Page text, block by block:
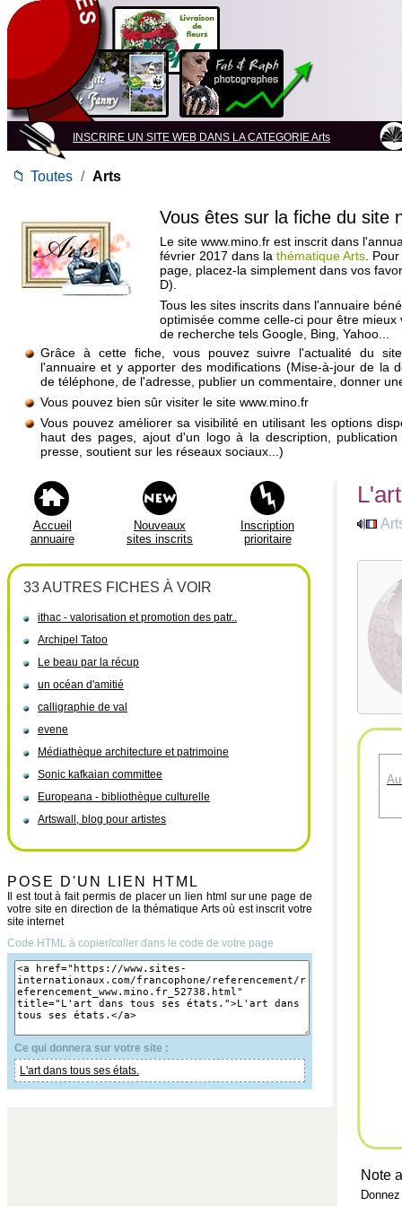
INSCRIRE UN SITE WEB DANS LA CATEGORIE Arts
📁 Toutes / Arts
Vous êtes sur la fiche du site
Le site www.mino.fr est inscrit dans
février 2017 dans la thématique Arts .
page, placez-la simplement dans vos
D).
Tous les sites inscrits dans l'annuaire
optimisée comme celle-ci pour être mieux
de recherche tels Google, Bing, Yahoo...
Grâce à cette fiche, vous pouvez suivre l'actualité du
l'annuaire et y apporter des modifications (Mise-à-jour de la
de téléphone, de l'adresse, publier un commentaire, donner
Vous pouvez bien sûr visiter le site www.mino.fr
Vous pouvez améliorer sa visibilité en utilisant les options
haut des pages, ajout d'un logo à la description,
presse, soutient sur les réseaux sociaux...)
Accueil
annuaire
Nouveaux
sites inscrits
Inscription
prioritaire
33 AUTRES FICHES À VOIR
ithac - valorisation et promotion des patr..
Archipel Tatoo
Le beau par la récup
un océan d'amitié
calligraphie de val
evene
Médiathèque architecture et patrimoine
Sonic kafkaian committee
Europeana - bibliothèque culturelle
Artswall, blog pour artistes
POSE D'UN LIEN HTML
Il est tout à fait permis de placer un lien html sur une page de
votre site en direction de la thématique Arts où est inscrit votre
site internet
Code HTML à copier/coller dans le code de votre page
Ce qui donnera sur votre site :
L'art dans tous ses états.
Note